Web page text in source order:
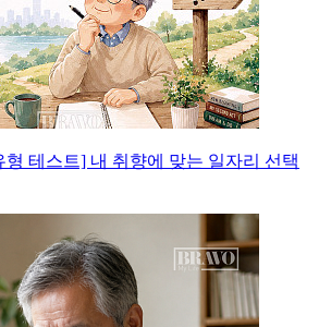
형 테스트] 내 취향에 맞는 일자리 선택